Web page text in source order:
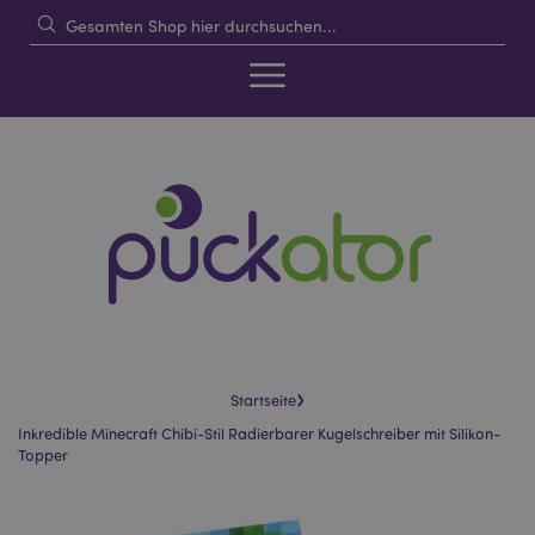
Startseite›
Inkredible Minecraft Chibi-Stil Radierbarer Kugelschreiber mit Silikon-
Topper